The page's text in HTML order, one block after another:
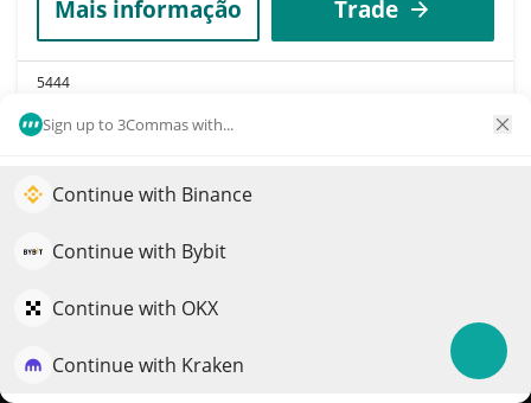
Sign up to 3Commas with...
Continue with Binance
Continue with Bybit
Continue with OKX
Continue with Kraken
Mais informação Trade
5444
Xyzverse
$0.00002015
Capitalização de
$123,541
Mais informação
Impulsione o crescimento do seu portfólio com IA
QuantPilot é uma plataforma completa de estratégias onde
estratégias e conduzem pesquisas de mercado
Experimente grátis